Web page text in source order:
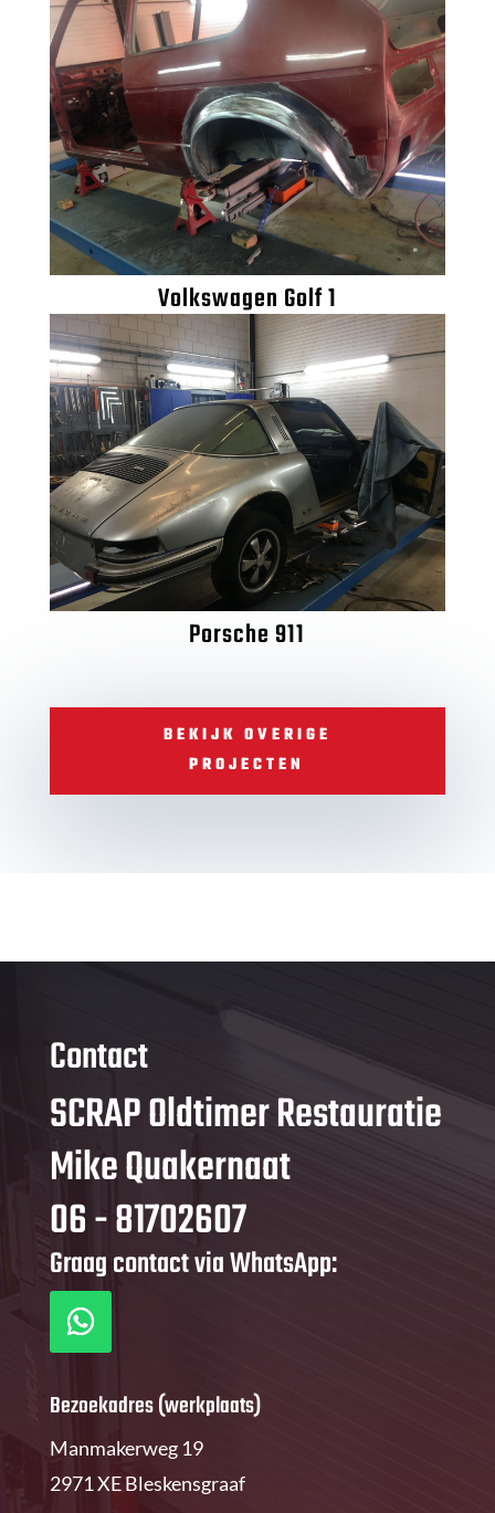
Volkswagen Golf 1
Porsche 911
BEKIJK OVERIGE
PROJECTEN
Contact
SCRAP Oldtimer Restauratie
Mike Quakernaat
06 - 81702607
Graag contact via WhatsApp:
Bezoekadres (werkplaats)
Manmakerweg 19
2971 XE Bleskensgraaf